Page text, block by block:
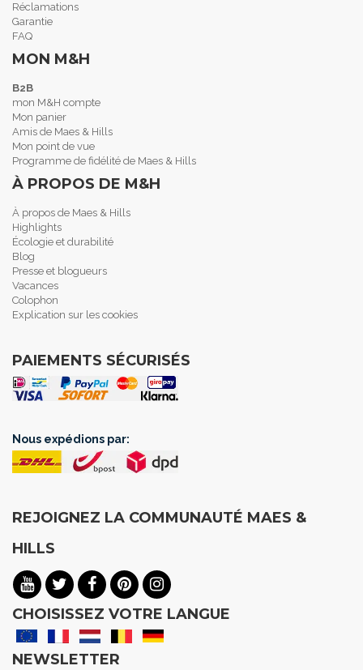
Réclamations
Garantie
FAQ
MON M&H
B2B
mon M&H compte
Mon panier
Amis de Maes & Hills
Mon point de vue
Programme de fidélité de Maes & Hills
À PROPOS DE M&H
À propos de Maes & Hills
Highlights
Écologie et durabilité
Blog
Presse et blogueurs
Vacances
Colophon
Explication sur les cookies
PAIEMENTS SÉCURISÉS
Nous expédions par:
REJOIGNEZ LA COMMUNAUTÉ MAES &
HILLS
CHOISISSEZ VOTRE LANGUE
NEWSLETTER